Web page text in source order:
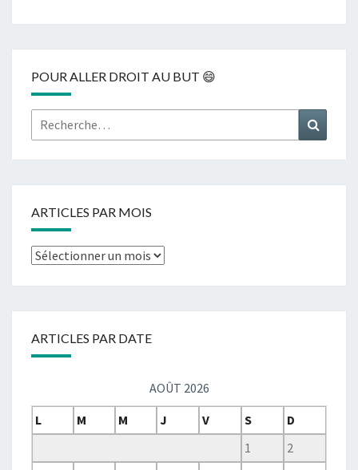
POUR ALLER DROIT AU BUT 😄
Rechercher :
ARTICLES PAR MOIS
Articles
ARTICLES PAR DATE
AOÛT 2026
L
M M J V S
D
1
2